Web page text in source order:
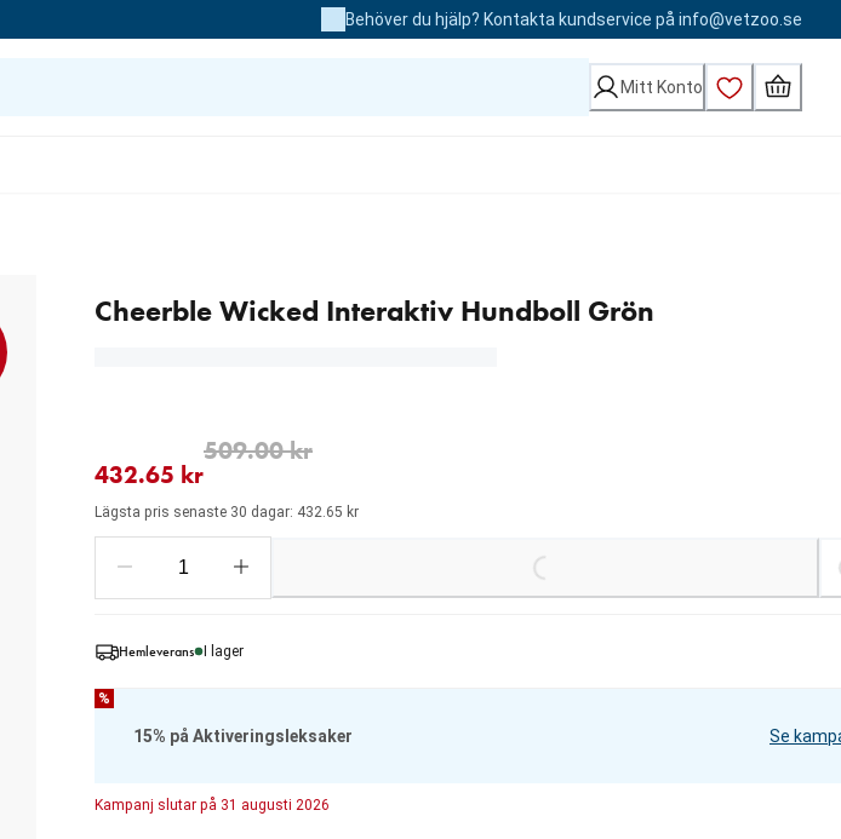
Behöver du hjälp? Kontakta kundservice på info@vetzoo.se
Mitt Konto
Cheerble Wicked Interaktiv Hundboll Grön
432.65 kr
aktuellt pris 432.65 kr
509.00 kr
ursprungligt pris 509.00 kr
Lägsta pris senaste 30 dagar: 432.65 kr
Loading...
Hemleverans I lager
%
15% på Aktiveringsleksaker Se
Kampanj slutar på 31 augusti 2026